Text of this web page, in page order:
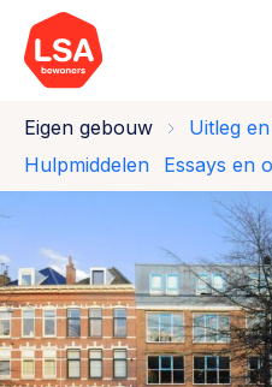
Starten van een initiatief
Rechtsvormen,
Wat we doen
Onze leden
Eigen gebouw Uitleg
Hulpmiddelen
Essays en